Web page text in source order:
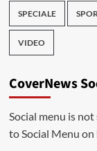
SPECIALE
VIDEO
CoverNews
Social menu is
to Social Menu